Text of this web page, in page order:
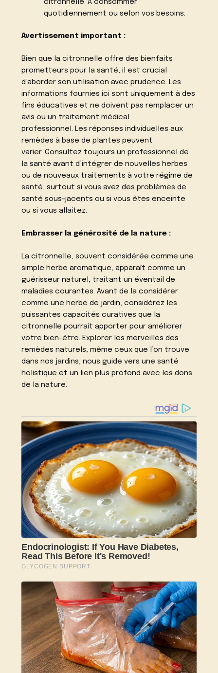
citronnelle. A consommer
quotidiennement ou selon vos besoins.
Avertissement important :
Bien que la citronnelle offre des bienfaits
prometteurs pour la santé, il est crucial
d’aborder son utilisation avec prudence. Les
informations fournies ici sont uniquement à des
fins éducatives et ne doivent pas remplacer un
avis ou un traitement médical
professionnel. Les réponses individuelles aux
remèdes à base de plantes peuvent
varier. Consultez toujours un professionnel de
la santé avant d’intégrer de nouvelles herbes
ou de nouveaux traitements à votre régime de
santé, surtout si vous avez des problèmes de
santé sous-jacents ou si vous êtes enceinte
ou si vous allaitez.
Embrasser la générosité de la nature :
La citronnelle, souvent considérée comme une
simple herbe aromatique, apparaît comme un
guérisseur naturel, traitant un éventail de
maladies courantes. Avant de la considérer
comme une herbe de jardin, considérez les
puissantes capacités curatives que la
citronnelle pourrait apporter pour améliorer
votre bien-être. Explorer les merveilles des
remèdes naturels, même ceux que l’on trouve
dans nos jardins, nous guide vers une santé
holistique et un lien plus profond avec les dons
de la nature.